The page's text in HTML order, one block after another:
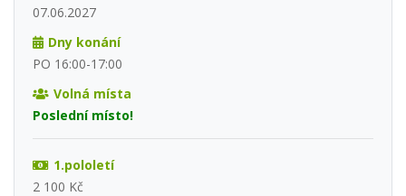
07.06.2027
Dny konání
PO 16:00-17:00
Volná místa
Poslední místo!
1.pololetí
2 100 Kč